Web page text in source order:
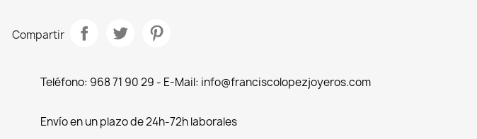
Compartir
Teléfono: 968 71 90 29 - E-Mail: info@franciscolopezjoyeros.com
Envío en un plazo de 24h-72h laborales